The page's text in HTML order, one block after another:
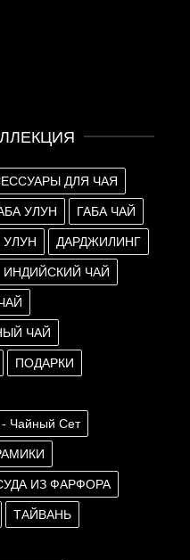
ДЛЯ ЧАЯ
УЛУН ГАБА ЧАЙ
УЛУН ДАРДЖИЛИНГ
ИНДИЙСКИЙ ЧАЙ
ЧАЙ
ПОДАРКИ
Сет
ИЗ ФАРФОРА
ТАЙВАНЬ